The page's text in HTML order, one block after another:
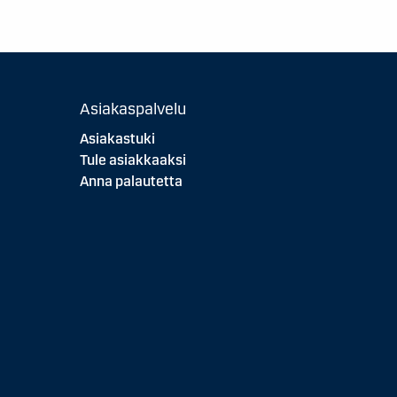
Asiakaspalvelu
Asiakastuki
Tule asiakkaaksi
Anna palautetta